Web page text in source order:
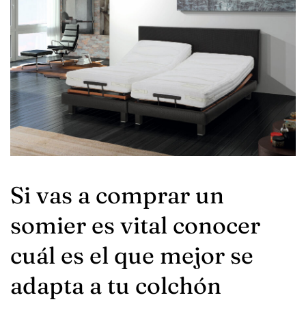
Si vas a comprar un
somier es vital conocer
cuál es el que mejor se
adapta a tu colchón